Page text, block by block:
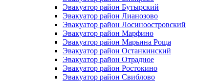
Эвакуатор район Бутырский
Эвакуатор район Лианозово
Эвакуатор район Лосиноостровский
Эвакуатор район Марфино
Эвакуатор район Марьина Роща
Эвакуатор район Останкинский
Эвакуатор район Отрадное
Эвакуатор район Ростокино
Эвакуатор район Свиблово